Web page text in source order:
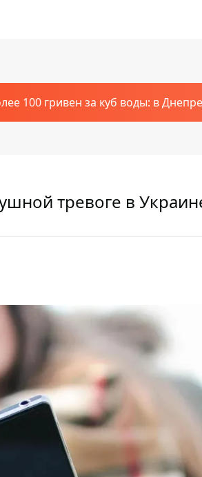
100 гривен за куб воды: в
тревоге в